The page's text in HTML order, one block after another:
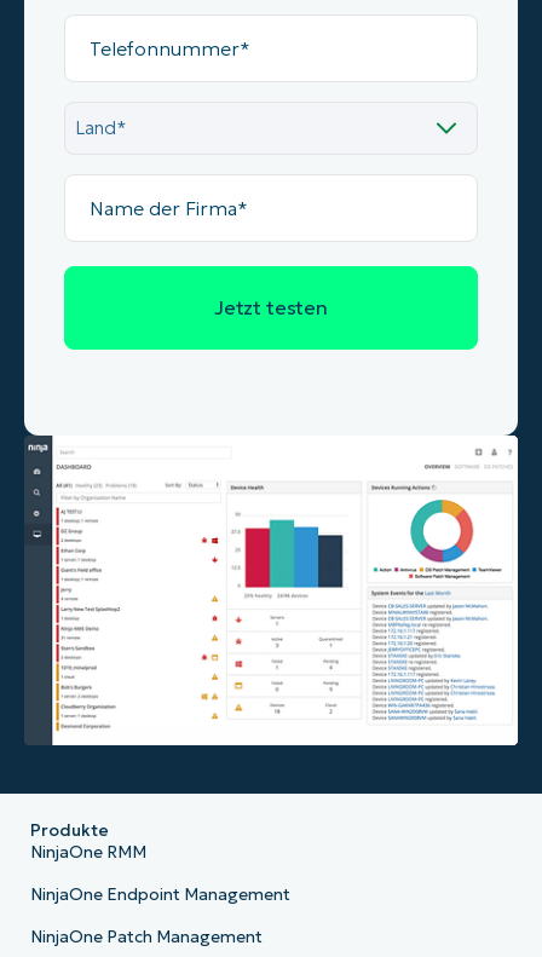
Telefonnummer
Name
Firma
Produkte
NinjaOne RMM
NinjaOne Endpoint Management
NinjaOne Patch Management